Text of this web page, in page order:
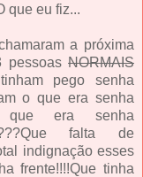
que eu fiz...
a próxima
pessoas NORMAIS
pego senha
o que era senha
que era senha
falta de
indignação esses
frente!!!!Que tinha